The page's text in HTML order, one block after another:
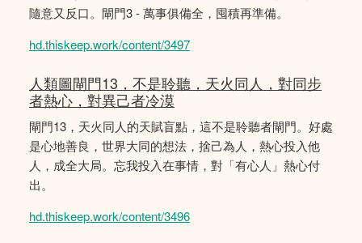
隨意又反口。閘門3 - 萬事俱備全，囤積再準備。
hd.thiskeep.work/content/3497
人類圖閘門13，不是聆聽，天火同人，對同步
者熱心，對異己者冷漠
閘門13，天火同人的天賦盲點，這不是聆聽者閘門。好處
是心地善良，世界大同的想法，捨己為人，熱心投入他
人，成全大局。忘我投入在事情，對「有心人」熱心付
出。
hd.thiskeep.work/content/3496